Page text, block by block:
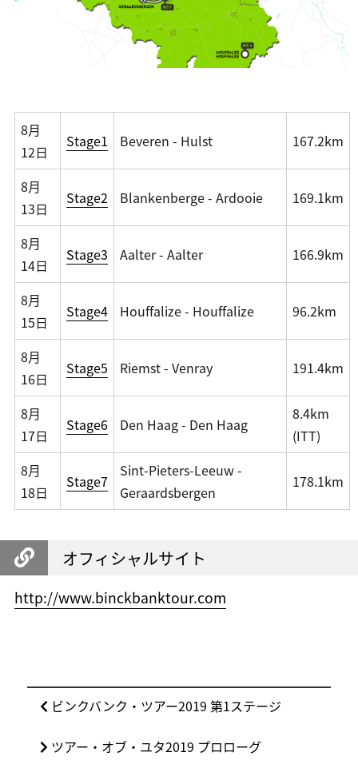
8月
12日
Stage1 Beveren - Hulst 167.2km
8月
13日
Stage2 Blankenberge - Ardooie 169.1km
8月
14日
Stage3 Aalter - Aalter 166.9km
8月
15日
Stage4 Houffalize - Houffalize 96.2km
8月
16日
Stage5 Riemst - Venray 191.4km
8月
17日
Stage6 Den Haag - Den Haag
8.4km
(ITT)
8月
18日
Stage7
Sint-Pieters-Leeuw -
Geraardsbergen
178.1km
オフィシャルサイト
http://www.binckbanktour.com
前
投
ビンクバンク・ツアー2019 第1ステージ
次
ツアー・オブ・ユタ2019 プロローグ